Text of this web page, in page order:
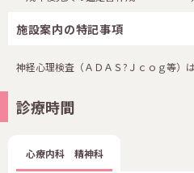
施設案内の特記事項
神経心理検査（ＡＤＡＳ?Ｊｃｏｇ等）
診療時間
心療内科 精神科